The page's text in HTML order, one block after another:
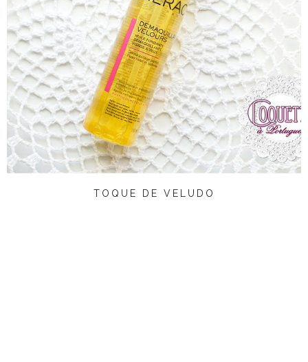
TOQUE DE VELUDO